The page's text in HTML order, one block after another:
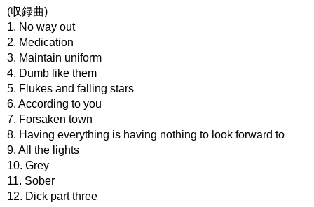
(収録曲)
1. No way out
2. Medication
3. Maintain uniform
4. Dumb like them
5. Flukes and falling stars
6. According to you
7. Forsaken town
8. Having everything is having nothing to look forward to
9. All the lights
10. Grey
11. Sober
12. Dick part three